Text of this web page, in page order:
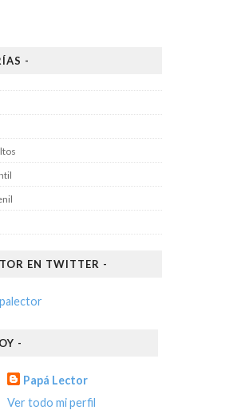
-
EN TWITTER -
-
Papá Lector
Ver todo mi perfil